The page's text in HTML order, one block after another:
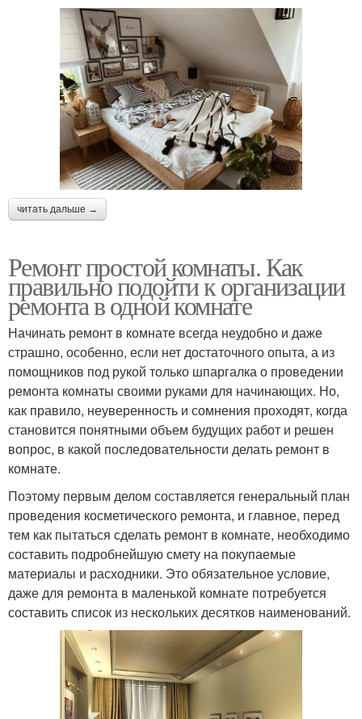
читать дальше →
Ремонт простой комнаты. Как
правильно подойти к организации
ремонта в одной комнате
Начинать ремонт в комнате всегда неудобно и даже
страшно, особенно, если нет достаточного опыта, а из
помощников под рукой только шпаргалка о проведении
ремонта комнаты своими руками для начинающих. Но,
как правило, неуверенность и сомнения проходят, когда
становится понятными объем будущих работ и решен
вопрос, в какой последовательности делать ремонт в
комнате.
Поэтому первым делом составляется генеральный план
проведения косметического ремонта, и главное, перед
тем как пытаться сделать ремонт в комнате, необходимо
составить подробнейшую смету на покупаемые
материалы и расходники. Это обязательное условие,
даже для ремонта в маленькой комнате потребуется
составить список из нескольких десятков наименований.